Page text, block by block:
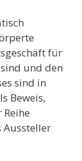
für
und den
sind in
Beweis,
Aussteller